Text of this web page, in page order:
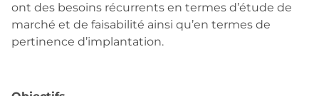
ont des besoins récurrents en termes d’étude de
marché et de faisabilité ainsi qu’en termes de
pertinence d’implantation.